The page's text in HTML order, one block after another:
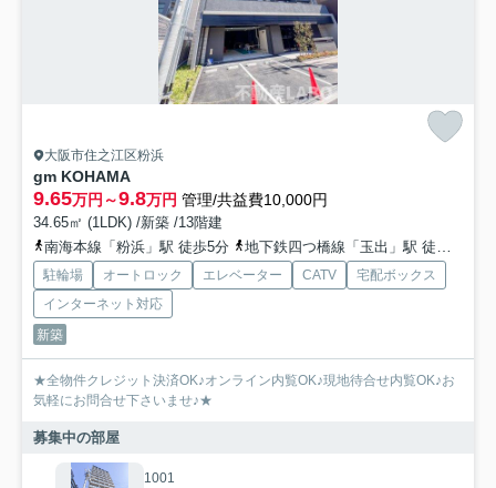
大阪市住之江区粉浜
gm KOHAMA
9.65万円～9.8万円 管理/共益費10,000円
34.65㎡ (1LDK) /新築 /13階建
南海本線「粉浜」駅 徒歩5分
地下鉄四つ橋線「玉出」駅 徒歩9分
駐輪場 オートロック エレベーター CATV
宅配ボックス
インターネット対応
新築
★全物件クレジット決済OK♪オンライン内覧OK♪現地待合せ内覧OK♪お
気軽にお問合せ下さいませ♪★
募集中の部屋
1001